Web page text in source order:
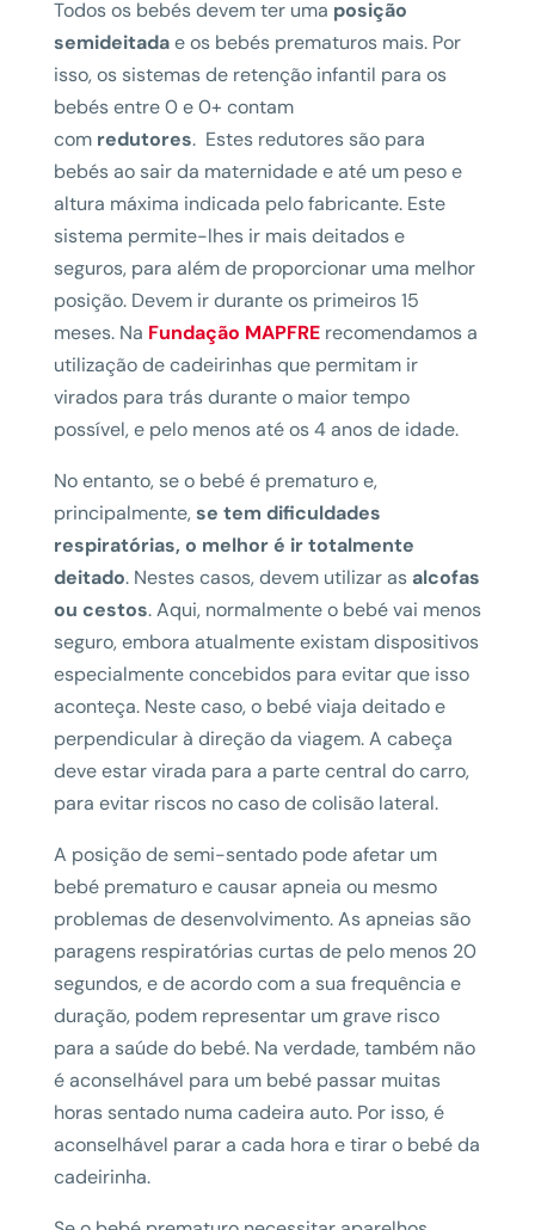
Todos os bebés devem ter uma posição
semideitadae os bebés prematuros mais. Por
isso, os sistemas de retenção infantil para os
bebés entre 0 e 0+ contam
com redutores. Estes redutores são para
bebés ao sair da maternidade e até um peso e
altura máxima indicada pelo fabricante. Este
sistema permite-lhes ir mais deitados e
seguros, para além de proporcionar uma melhor
posição. Devem ir durante os primeiros 15
meses. Na Fundação MAPFRE recomendamos a
utilização de cadeirinhas que permitam ir
virados para trás durante o maior tempo
possível, e pelo menos até os 4 anos de idade.
No entanto, se o bebé é prematuro e,
principalmente,se tem dificuldades
respiratórias, o melhor é ir totalmente
deitado. Nestes casos, devem utilizar as alcofas
ou cestos. Aqui, normalmente o bebé vai menos
seguro, embora atualmente existam dispositivos
especialmente concebidos para evitar que isso
aconteça. Neste caso, o bebé viaja deitado e
perpendicular à direção da viagem. A cabeça
deve estar virada para a parte central do carro,
para evitar riscos no caso de colisão lateral.
A posição de semi-sentado pode afetar um
bebé prematuro e causar apneia ou mesmo
problemas de desenvolvimento. As apneias são
paragens respiratórias curtas de pelo menos 20
segundos, e de acordo com a sua frequência e
duração, podem representar um grave risco
para a saúde do bebé. Na verdade, também não
é aconselhável para um bebé passar muitas
horas sentado numa cadeira auto. Por isso, é
aconselhável parar a cada hora e tirar o bebé da
cadeirinha.